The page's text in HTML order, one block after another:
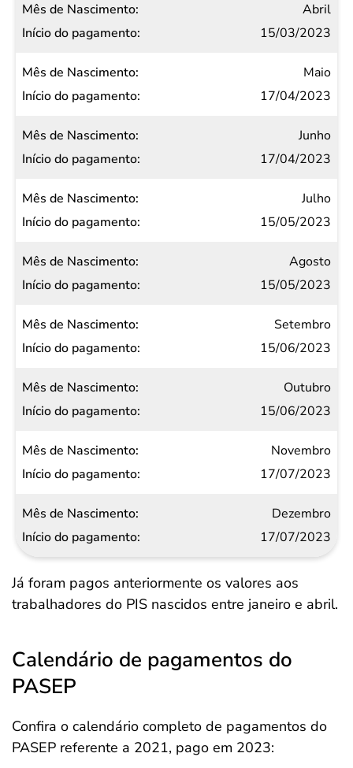
Abril
15/03/2023
Maio
17/04/2023
Junho
17/04/2023
Julho
15/05/2023
Agosto
15/05/2023
Setembro
15/06/2023
Outubro
15/06/2023
Novembro
17/07/2023
Dezembro
17/07/2023
Já foram pagos anteriormente os valores aos
trabalhadores do PIS nascidos entre janeiro e abril.
Calendário de pagamentos do
PASEP
Confira o calendário completo de pagamentos do
PASEP referente a 2021, pago em 2023: